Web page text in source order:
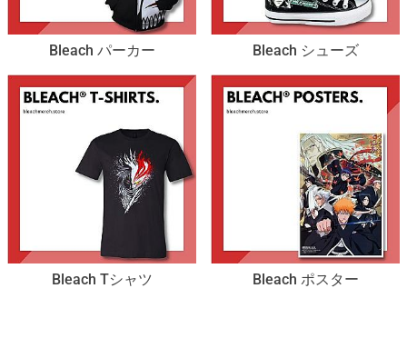
Bleach パーカー Bleach シューズ
Bleach Tシャツ Bleach ポスター